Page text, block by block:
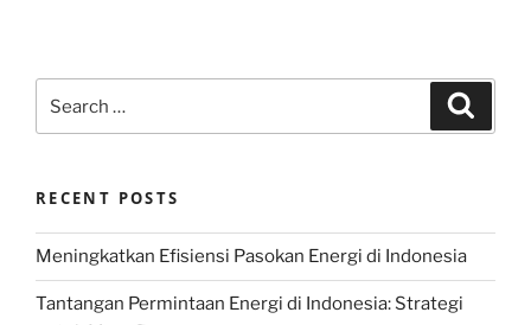
for:
RECENT POSTS
Meningkatkan Efisiensi Pasokan Energi di Indonesia
Tantangan Permintaan Energi di Indonesia: Strategi